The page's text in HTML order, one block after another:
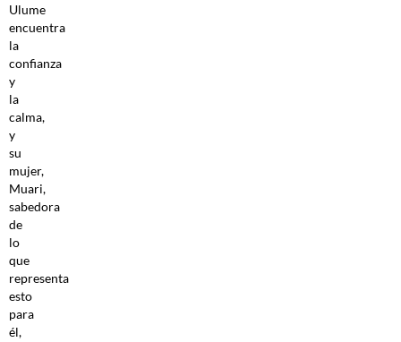
Ulume
encuentra
la
confianza
y
la
calma,
y
su
mujer,
Muari,
sabedora
de
lo
que
representa
esto
para
él,